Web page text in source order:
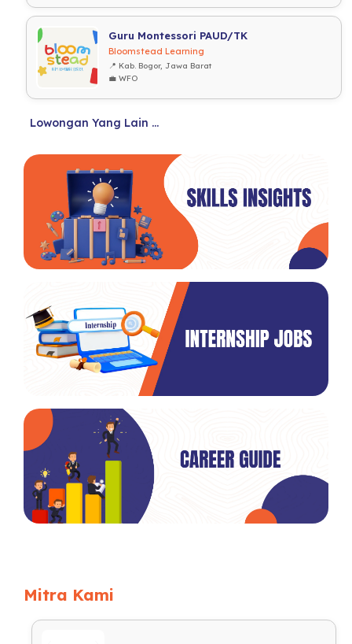
Guru Montessori PAUD/TK
Bloomstead Learning
📍 Kab. Bogor, Jawa Barat
💼 WFO
Lowongan Yang Lain ...
Mitra Kami